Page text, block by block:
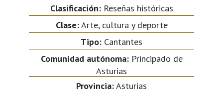
Clasificación:Reseñas históricas
Clase:Arte, cultura y deporte
Tipo: Cantantes
Comunidad autónoma:Principado de
Asturias
Provincia:Asturias